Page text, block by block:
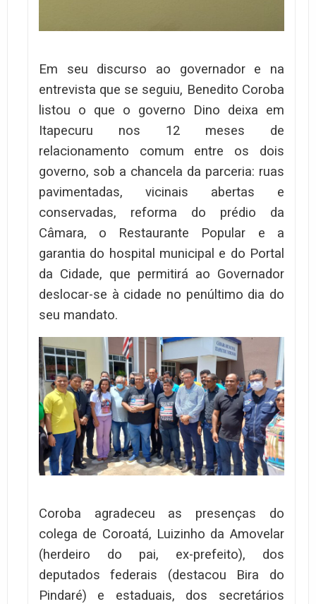
Em seu discurso ao governador e na
entrevista que se seguiu, Benedito Coroba
listou o que o governo Dino deixa em
Itapecuru nos 12 meses de
relacionamento comum entre os dois
governo, sob a chancela da parceria: ruas
pavimentadas, vicinais abertas e
conservadas, reforma do prédio da
Câmara, o Restaurante Popular e a
garantia do hospital municipal e do Portal
da Cidade, que permitirá ao Governador
deslocar-se à cidade no penúltimo dia do
seu mandato.
Coroba agradeceu as presenças do
colega de Coroatá, Luizinho da Amovelar
(herdeiro do pai, ex-prefeito), dos
deputados federais (destacou Bira do
Pindaré) e estaduais, dos secretários